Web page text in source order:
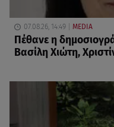
07.08.26, 14:49 MEDIA
Πέθανε η
Βασίλη Χιώτη,